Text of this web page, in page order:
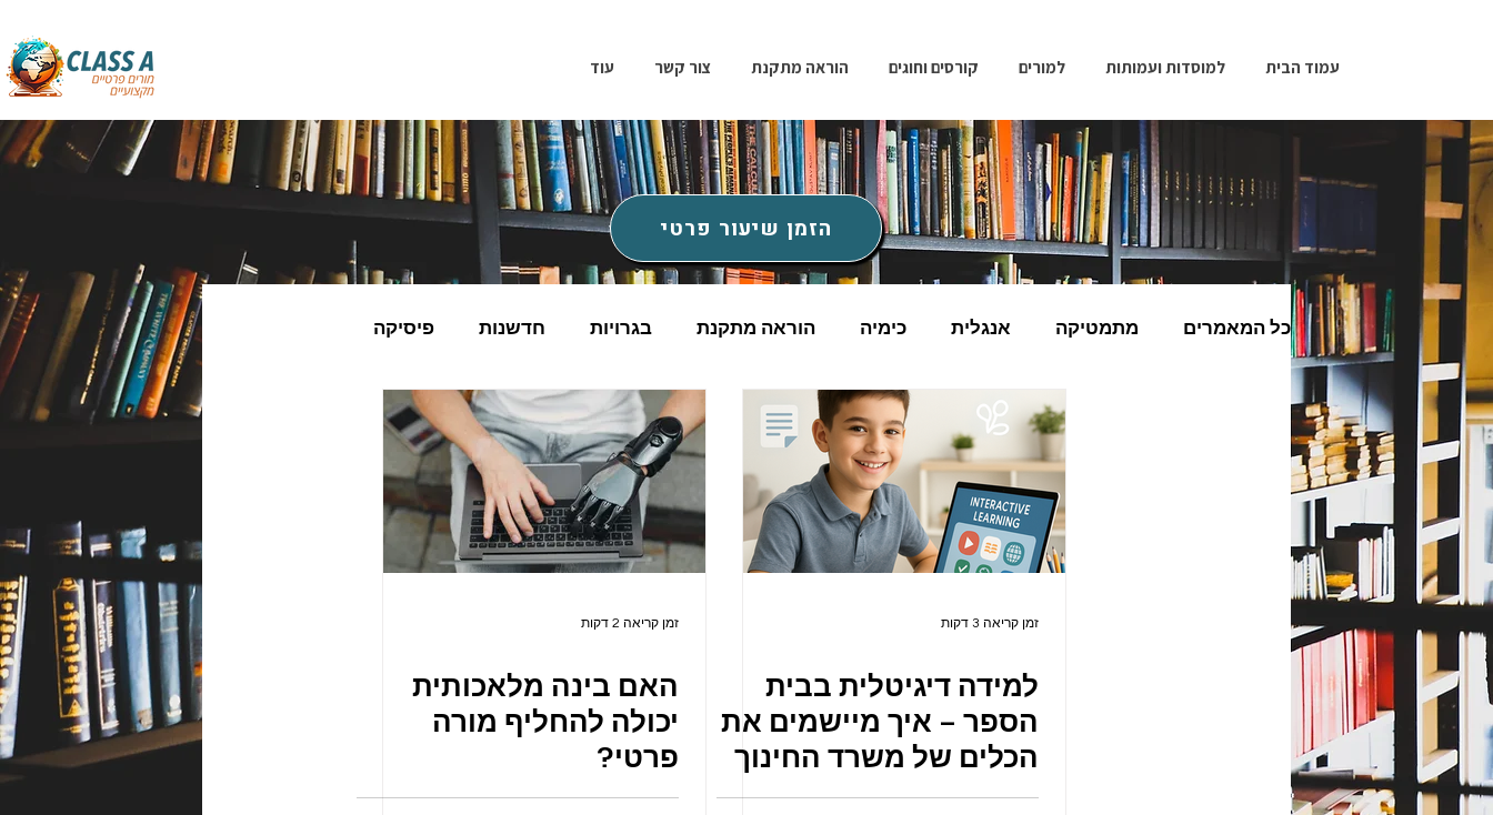
עמוד הבית למוסדות ועמותות למורים קורסים וחוגים הוראה מתקנת צור קשר עוד
כל המאמרים מתמטיקה אנגלית כימיה הוראה מתקנת בגרויות חדשנות פיסיקה
זמן קריאה 3 דקות
למידה דיגיטלית בבית
הספר – איך מיישמים את
הכלים של משרד החינוך
בפועל
זמן קריאה 2 דקות
האם בינה מלאכותית
יכולה להחליף מורה
פרטי?
הזמן שיעור פרטי